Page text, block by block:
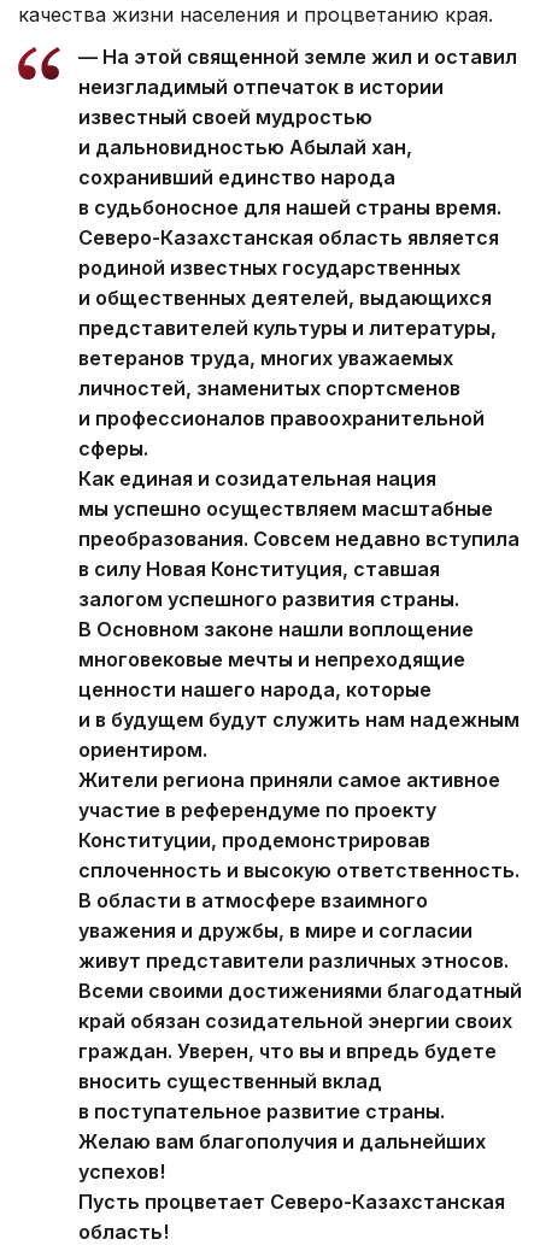
качества жизни населения и процветанию края.
— На этой священной земле жил и оставил
неизгладимый отпечаток в истории
известный своей мудростью
и дальновидностью Абылай хан,
сохранивший единство народа
в судьбоносное для нашей страны время.
Северо-Казахстанская область является
родиной известных государственных
и общественных деятелей, выдающихся
представителей культуры и литературы,
ветеранов труда, многих уважаемых
личностей, знаменитых спортсменов
и профессионалов правоохранительной
сферы.
Как единая и созидательная нация
мы успешно осуществляем масштабные
преобразования. Совсем недавно вступила
в силу Новая Конституция, ставшая
залогом успешного развития страны.
В Основном законе нашли воплощение
многовековые мечты и непреходящие
ценности нашего народа, которые
и в будущем будут служить нам надежным
ориентиром.
Жители региона приняли самое активное
участие в референдуме по проекту
Конституции, продемонстрировав
сплоченность и высокую ответственность.
В области в атмосфере взаимного
уважения и дружбы, в мире и согласии
живут представители различных этносов.
Всеми своими достижениями благодатный
край обязан созидательной энергии своих
граждан. Уверен, что вы и впредь будете
вносить существенный вклад
в поступательное развитие страны.
Желаю вам благополучия и дальнейших
успехов!
Пусть процветает Северо-Казахстанская
область!